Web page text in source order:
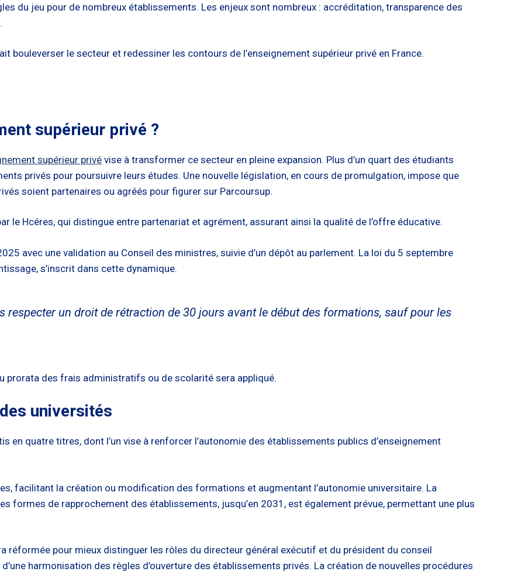
du jeu pour de nombreux établissements. Les enjeux sont nombreux : accréditation, transparence des
bouleverser le secteur et redessiner les contours de l’enseignement supérieur privé en France.
supérieur privé ?
supérieur privé vise à transformer ce secteur en pleine expansion. Plus d’un quart des étudiants
privés pour poursuivre leurs études. Une nouvelle législation, en cours de promulgation, impose que
soient partenaires ou agréés pour figurer sur Parcoursup.
le Hcéres, qui distingue entre partenariat et agrément, assurant ainsi la qualité de l’offre éducative.
avec une validation au Conseil des ministres, suivie d’un dépôt au parlement. La loi du 5 septembre
s’inscrit dans cette dynamique.
respecter un droit de rétraction de 30 jours avant le début des formations, sauf pour les
prorata des frais administratifs ou de scolarité sera appliqué.
universités
en quatre titres, dont l’un vise à renforcer l’autonomie des établissements publics d’enseignement
facilitant la création ou modification des formations et augmentant l’autonomie universitaire. La
formes de rapprochement des établissements, jusqu’en 2031, est également prévue, permettant une plus
réformée pour mieux distinguer les rôles du directeur général exécutif et du président du conseil
harmonisation des règles d’ouverture des établissements privés. La création de nouvelles procédures